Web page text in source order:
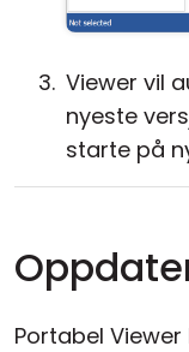
Viewer vil
nyeste
starte på
Portabel